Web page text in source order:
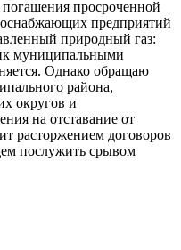
просроченной
предприятий
природный газ:
муниципальными
Однако обращаю
района,
округов и
на отставание от
расторжением договоров
послужить срывом